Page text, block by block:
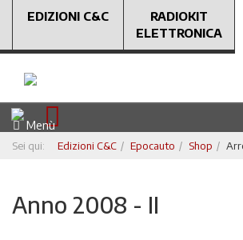
EDIZIONI C&C
RADIOKIT
ELETTRONICA
Menù
Sei qui: Edizioni C&C Epocauto Shop
Anno 2008 - II